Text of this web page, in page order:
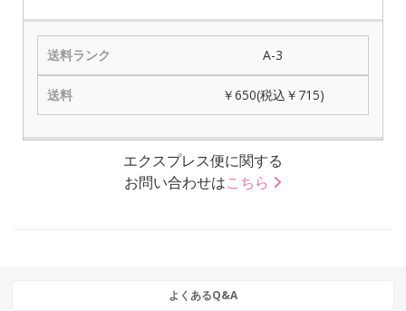
A-3
￥650(税込￥715)
エクスプレス便に関する
お問い合わせはこちら
よくあるQ&A